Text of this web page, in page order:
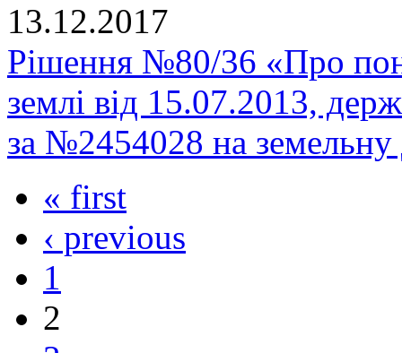
13.12.2017
Рішення №80/36 «Про
землі від 15.07.2013,
за №2454028 на
« first
‹ previous
1
2